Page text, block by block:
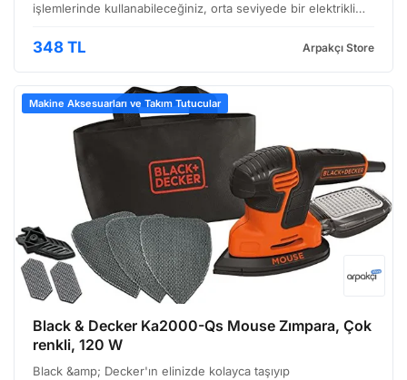
işlemlerinde kullanabileceğiniz, orta seviyede bir elektrikli
alanlarda kullanıma uygun tasarlanmış. Ergonom…
348 TL Arpakçı Store
Makine Aksesuarları ve Takım Tutucular
Black & Decker Ka2000-Qs Mouse Zımpara, Çok
renkli, 120 W
Black &amp; Decker'ın elinizde kolayca taşıyıp